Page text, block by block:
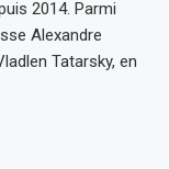
2014. Parmi
Alexandre
Tatarsky, en